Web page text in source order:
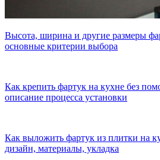
Высота, ширина и другие размеры
основные критерии выбора
Как крепить фартук на кухне без
описание процесса установки
Как выложить фартук из плитки на
дизайн, материалы, укладка